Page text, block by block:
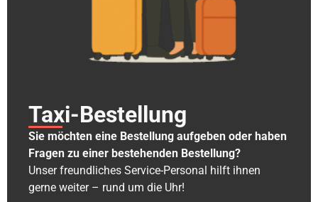
Taxi-Bestellung
Sie möchten eine Bestellung aufgeben oder haben
Fragen zu einer bestehenden Bestellung?
Unser freundliches Service-Personal hilft ihnen
gerne weiter – rund um die Uhr!